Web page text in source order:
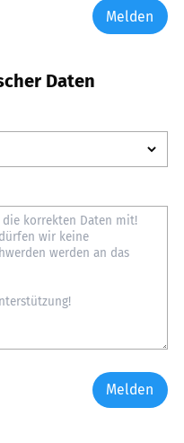
Melden
Daten
Melden